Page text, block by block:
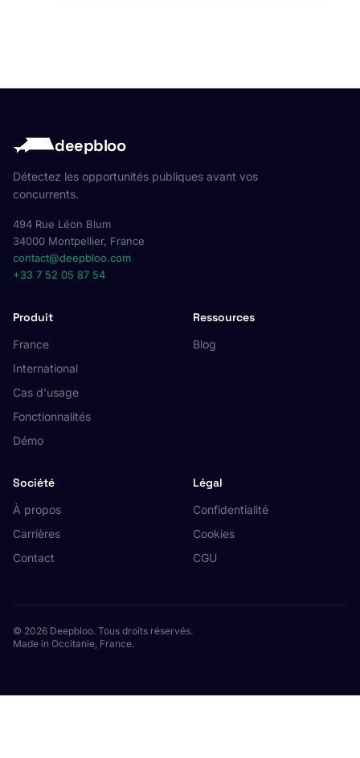
deepbloo
Détectez les opportunités publiques avant vos
concurrents.
494 Rue Léon Blum
34000 Montpellier, France
contact@deepbloo.com
+33 7 52 05 87 54
Produit
France
International
Cas d'usage
Fonctionnalités
Démo
Ressources
Blog
Société
À propos
Carrières
Contact
Légal
Confidentialité
Cookies
CGU
© 2026 Deepbloo. Tous droits réservés.
Made in Occitanie, France.